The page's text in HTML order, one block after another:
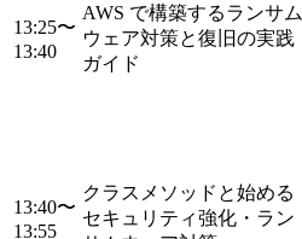
13:25〜
13:40
AWS で構築するランサム
ウェア対策と復旧の実践
ガイド
13:40〜
13:55
クラスメソッドと始める
セキュリティ強化・ラン